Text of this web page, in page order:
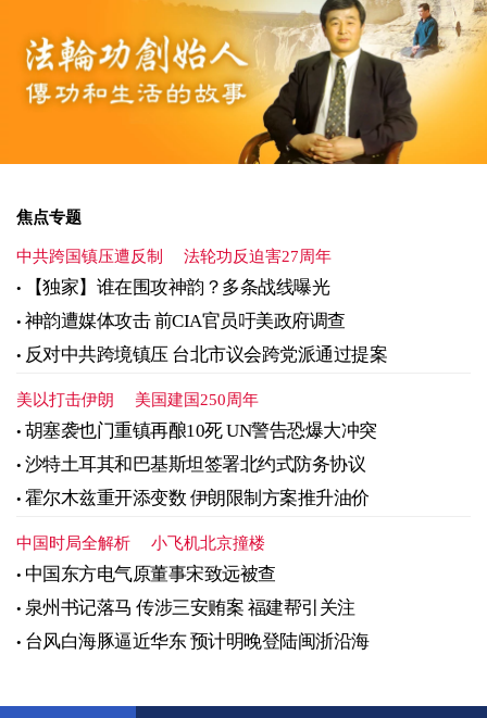
焦点专题
中共跨国镇压遭反制 法轮功反迫害27周年
【独家】谁在围攻神韵？多条战线曝光
神韵遭媒体攻击 前CIA官员吁美政府调查
反对中共跨境镇压 台北市议会跨党派通过提案
美以打击伊朗 美国建国250周年
胡塞袭也门重镇再酿10死 UN警告恐爆大冲突
沙特土耳其和巴基斯坦签署北约式防务协议
霍尔木兹重开添变数 伊朗限制方案推升油价
中国时局全解析 小飞机北京撞楼
中国东方电气原董事宋致远被查
泉州书记落马 传涉三安贿案 福建帮引关注
台风白海豚逼近华东 预计明晚登陆闽浙沿海